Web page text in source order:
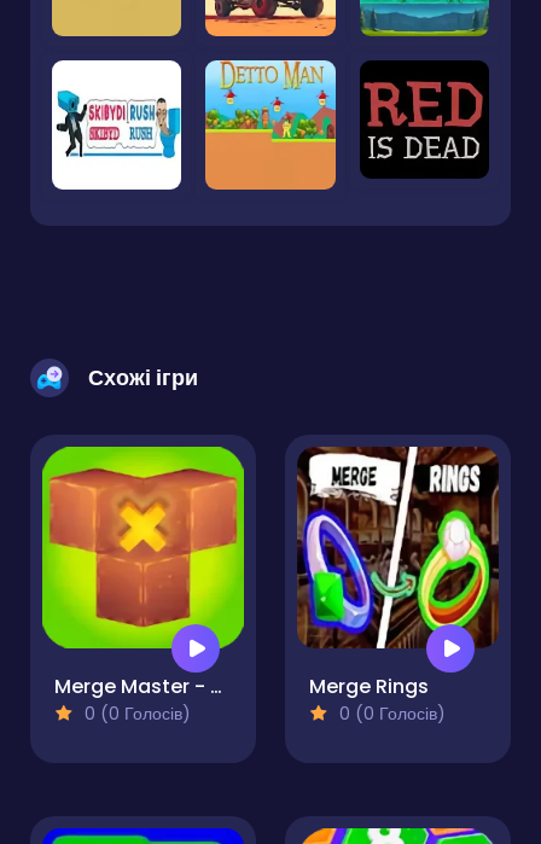
Схожі ігри
Merge Master - Puzzle
0 (0 Голосів)
Merge Rings
0 (0 Голосів)